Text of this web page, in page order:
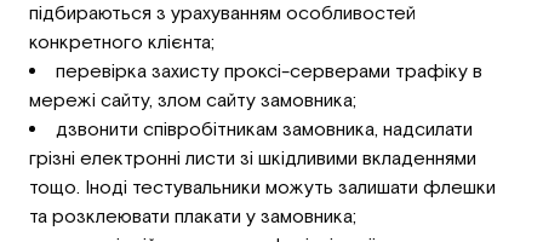
підбираються з урахуванням особливостей
конкретного клієнта;
перевірка захисту проксі-серверами трафіку в
мережі сайту, злом сайту замовника;
дзвонити співробітникам замовника, надсилати
грізні електронні листи зі шкідливими вкладеннями
тощо. Іноді тестувальники можуть залишати флешки
та розклеювати плакати у замовника;